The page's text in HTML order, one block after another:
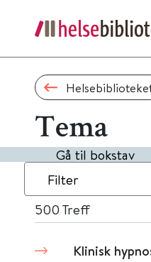
Tema
Gå til bokstav
Filter
500 Treff
Klinisk